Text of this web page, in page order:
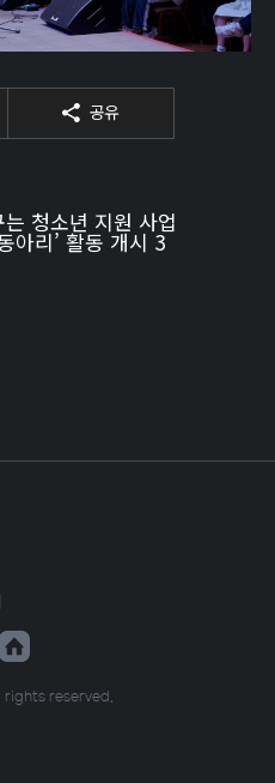
공유
청소년 지원 사업
아리’ 활동 개시 3
rights reserved.